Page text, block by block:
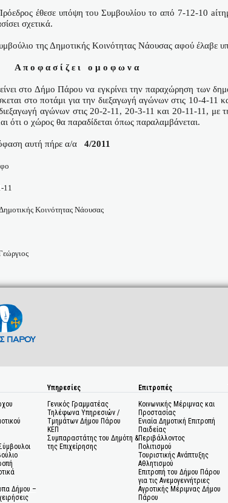
έθεσε υπόψη του Συμβουλίου το από 7-12-10 a
σχετικά.
της Δημοτικής Κοινότητας Νάουσας αφού έλαβε
Α π ο φ α σ ί ζ ε ι ο μ ο φ ω ν α
στο Δήμο Πάρου να εγκρίνει την παραχώρηση των
στο ποτάμι για την διεξαγωγή αγώνων στις 10-4-
αγώνων στις 20-2-11, 20-3-11 και 20-11-11, με
ότι ο χώρος θα παραδίδεται όπως παραλαμβάνεται.
αυτή πήρε α/α 4/2011
11
Κοινότητας Νάουσας
Δήμου –
Υπηρεσίες
Γενικός Γραμματέας
Τηλέφωνα Υπηρεσιών /
Τμημάτων Δήμου Πάρου
ΚΕΠ
Συμπαραστάτης του Δημότη &
της Επιχείρησης
Επιτροπές
Κοινωνικής Μέριμνας και
Προστασίας
Ενιαία Δημοτική Επιτροπή
Παιδείας
Περιβάλλοντος
Πολιτισμού
Τουριστικής Ανάπτυξης
Αθλητισμού
Επιτροπή του Δήμου Πάρου
για τις Ανεμογεννήτριες
Αγροτικής Μέριμνας Δήμου
Πάρου